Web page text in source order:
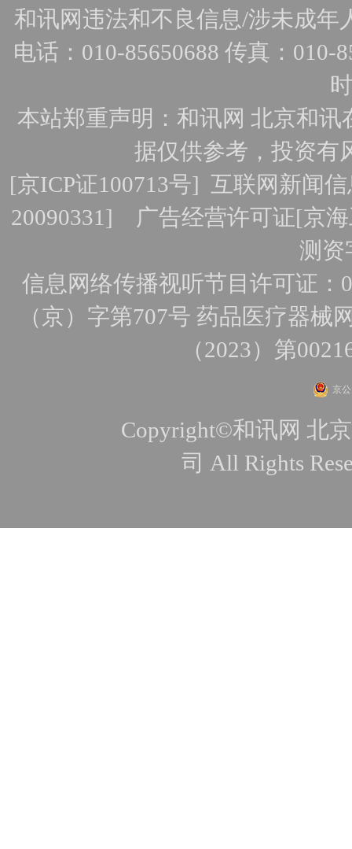
和讯网违法和不良信息/涉未成年
电话：010-85650688 传真：010-
本站郑重声明：和讯网 北京和
据仅供参考，投资有
[京ICP证100713号]互联网新闻
20090331] 广告经营许可证[京
测资
信息网络传播视听节目许可证：
（京）字第707号 药品医疗器械
（2023）第
京
Copyright©和讯网 北
司 All Rights